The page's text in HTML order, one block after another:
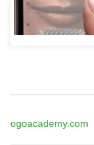
ogoacademy.com